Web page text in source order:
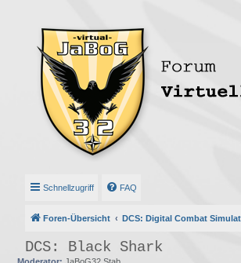
Schnellzugriff FAQ
Foren-Übersicht DCS: Digital Combat
DCS: Black Shark